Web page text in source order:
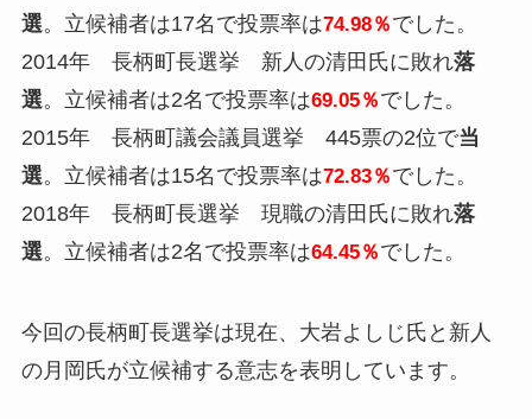
選。立候補者は17名で投票率は74.98％でした。
2014年 長柄町長選挙 新人の清田氏に敗れ落
選。立候補者は2名で投票率は69.05％でした。
2015年 長柄町議会議員選挙 445票の2位で当
選。立候補者は15名で投票率は72.83％でした。
2018年 長柄町長選挙 現職の清田氏に敗れ落
選。立候補者は2名で投票率は64.45％でした。
今回の長柄町長選挙は現在、大岩よしじ氏と新人
の月岡氏が立候補する意志を表明しています。